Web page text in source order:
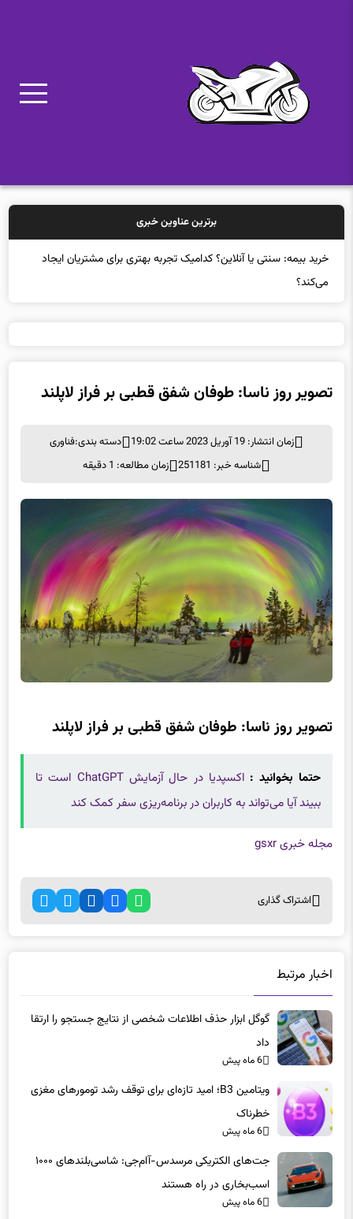
برترین عناوین خبری
خرید بیمه: سنتی یا آنلاین؟ کدامیک تجربه بهتری برای مشتریان ایجاد
می‌کند؟
تصویر روز ناسا: طوفان شفق قطبی بر فراز لاپلند
زمان انتشار: 19 آوریل 2023 ساعت 19:02 دسته بندی:فناوری
شناسه خبر: 251181
زمان مطالعه: 1 دقیقه
تصویر روز ناسا: طوفان شفق قطبی بر فراز لاپلند
حتما بخوانید :
اکسپدیا در حال آزمایش ChatGPT است تا
ببیند آیا می‌تواند به کاربران در برنامه‌ریزی سفر کمک کند
مجله خبری gsxr
اشتراک گذاری
اخبار مرتبط
گوگل ابزار حذف اطلاعات شخصی از نتایج جستجو را ارتقا
داد
6 ماه پیش
ویتامین B3؛ امید تازه‌ای برای توقف رشد تومورهای مغزی
خطرناک
6 ماه پیش
جت‌های الکتریکی مرسدس-آام‌جی: شاسی‌بلندهای ۱۰۰۰
اسب‌بخاری در راه هستند
6 ماه پیش